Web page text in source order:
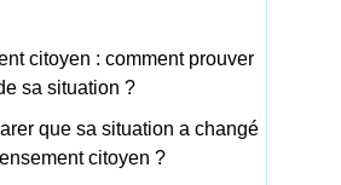
citoyen : comment prouver
sa situation ?
que sa situation a changé
citoyen ?